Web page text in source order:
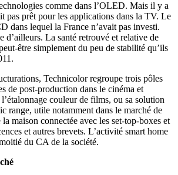
comme dans l’OLED. Mais il y a
pas prêt pour les applications dans la TV. Le
dans lequel la France n’avait pas investi.
d’ailleurs. La santé retrouvé et relative de
être simplement du peu de stabilité qu’ils
Technicolor regroupe trois pôles
de post-production dans le cinéma et
couleur de films, ou sa solution
range, utile notamment dans le marché de
maison connectée avec les set-top-boxes et
et autres brevets. L’activité smart home
du CA de la société.